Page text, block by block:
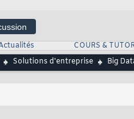
COURS &
Solutions d'entreprise Big